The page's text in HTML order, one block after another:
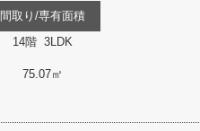
間取り/専有面積
14階 3LDK
75.07㎡